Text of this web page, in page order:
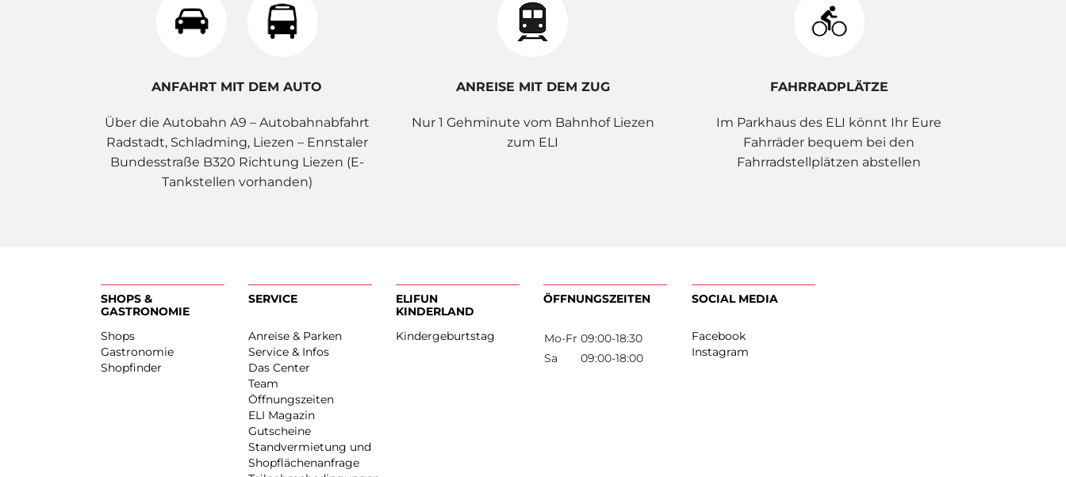
ANFAHRT MIT DEM AUTO
Über die Autobahn A9 – Autobahnabfahrt
Radstadt, Schladming, Liezen – Ennstaler
Bundesstraße B320 Richtung Liezen (E-
Tankstellen vorhanden)
ANREISE MIT DEM ZUG
Nur 1 Gehminute vom Bahnhof Liezen
zum ELI
FAHRRADPLÄTZE
Im Parkhaus des ELI könnt Ihr Eure
Fahrräder bequem bei den
Fahrradstellplätzen abstellen
SERVICE